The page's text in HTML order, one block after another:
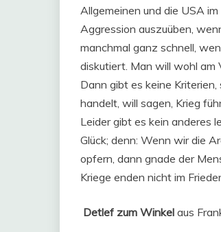
Allgemeinen und die USA
Aggression auszuüben,
manchmal ganz schnell,
diskutiert. Man will wohl am
Dann gibt es keine
handelt, will sagen, Krieg
Leider gibt es kein anderes
Glück; denn: Wenn wir die
opfern, dann gnade der
Kriege enden nicht im
Detlef zum Winkel aus